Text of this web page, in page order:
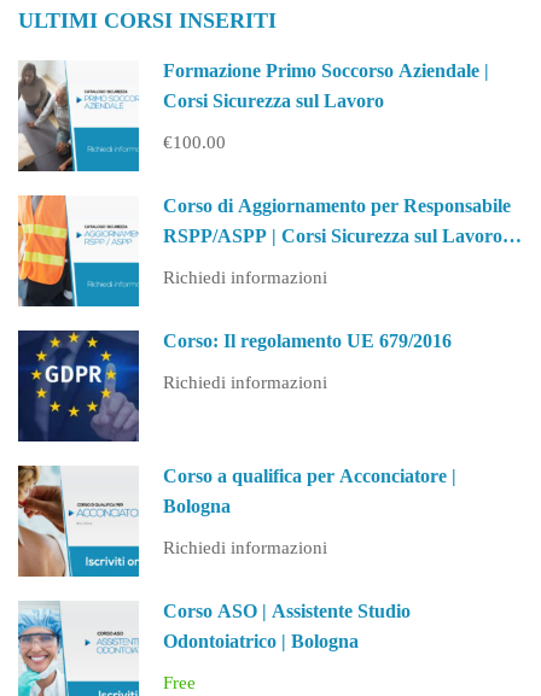
LIVELLO
ULTIMI CORSI INSERITI
Formazione Primo Soccorso Aziendale |
Corsi Sicurezza sul Lavoro
€100.00
Corso di Aggiornamento per Responsabile
RSPP/ASPP | Corsi Sicurezza sul Lavoro
Richiedi informazioni
Corso: Il regolamento UE 679/2016
Richiedi informazioni
Corso a qualifica per Acconciatore |
Bologna
Richiedi informazioni
Corso ASO | Assistente Studio
Odontoiatrico | Bologna
Free